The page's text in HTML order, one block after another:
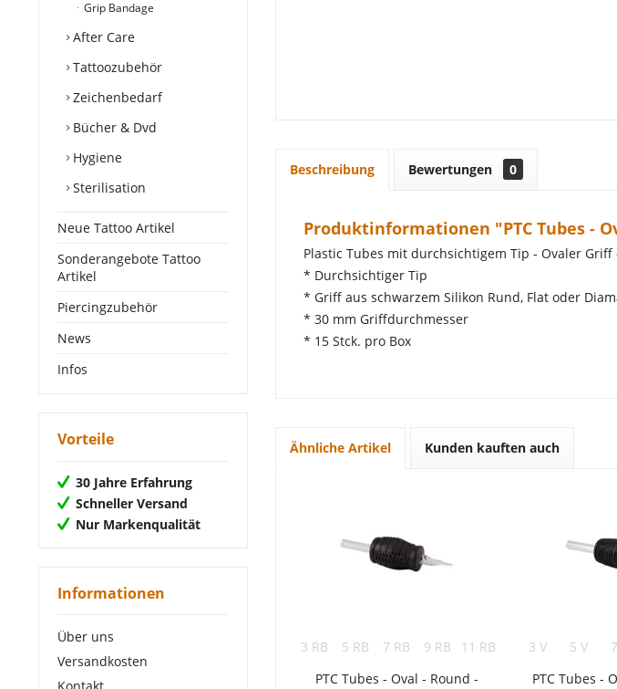
Grip Bandage
After Care
Tattoozubehör
Zeichenbedarf
Bücher & Dvd
Hygiene
Sterilisation
Neue Tattoo Artikel
Sonderangebote Tattoo
Artikel
Piercingzubehör
News
Infos
Vorteile
30 Jahre Erfahrung
Schneller Versand
Nur Markenqualität
Informationen
Über uns
Versandkosten
Beschreibung Bewertungen 0
Produktinformationen "PTC Tubes -
Plastic Tubes mit durchsichtigem Tip - Ovaler Griff
* Durchsichtiger Tip
* Griff aus schwarzem Silikon Rund, Flat oder
* 30 mm Griffdurchmesser
* 15 Stck. pro Box
Ähnliche Artikel Kunden kauften auch
3 RB 5 RB 7 RB 9 RB 11 RB 14 RB 18 RB
PTC Tubes - Oval - Round -
3 V 5 V
PTC Tubes -